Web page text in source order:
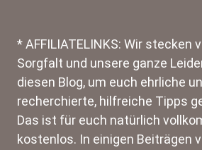
* AFFILIATELINKS: Wir stecken
Sorgfalt und unsere ganze
diesen Blog, um euch ehrliche
recherchierte, hilfreiche Tipps
Das ist für euch natürlich
kostenlos. In einigen Beiträgen